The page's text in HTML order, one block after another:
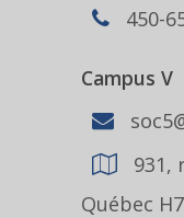
450-
Campus V
931,
Québec